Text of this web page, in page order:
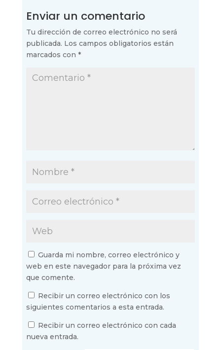
Enviar un comentario
Tu dirección de correo electrónico no será
publicada. Los campos obligatorios están
marcados con *
Guarda mi nombre, correo electrónico y
web en este navegador para la próxima vez
que comente.
Recibir un correo electrónico con los
siguientes comentarios a esta entrada.
Recibir un correo electrónico con cada
nueva entrada.